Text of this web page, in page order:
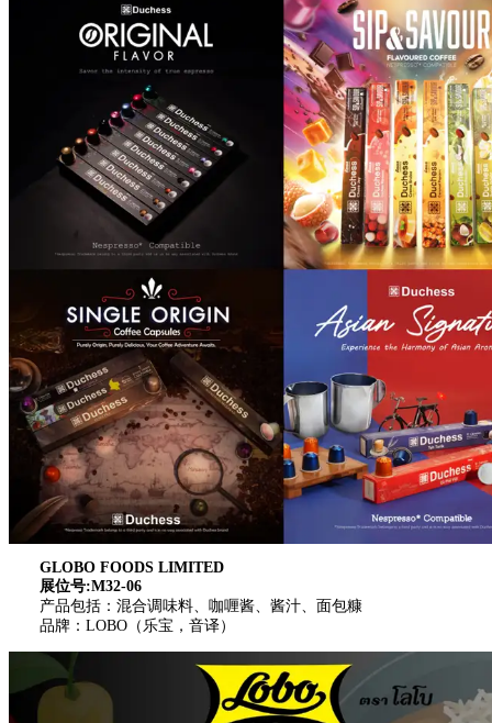
GLOBO FOODS LIMITED
展位号:M32-06
产品包括：混合调味料、咖喱酱、酱汁、面包糠
品牌：LOBO（乐宝，音译）